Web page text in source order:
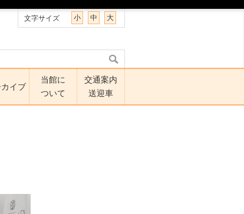
文字サイズ 小 中 大
イブ
当館に
ついて
交通案内
送迎車